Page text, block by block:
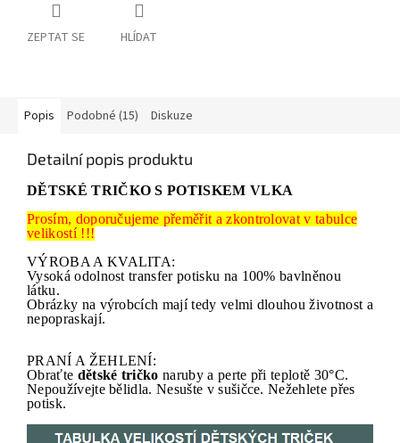
ZEPTAT SE HLÍDAT
Popis Podobné (15) Diskuze
Detailní popis produktu
DĚTSKÉ TRIČKO S POTISKEM VLKA
Prosím, doporučujeme přeměřit a zkontrolovat v tabulce
velikostí !!!
VÝROBA A KVALITA:
Vysoká odolnost transfer potisku na 100% bavlněnou
látku.
Obrázky na výrobcích mají tedy velmi dlouhou životnost a
nepopraskají.
PRANÍ A ŽEHLENÍ:
Obraťte dětské tričko naruby a perte při teplotě 30°C.
Nepoužívejte bělidla. Nesušte v sušičce. Nežehlete přes
potisk.